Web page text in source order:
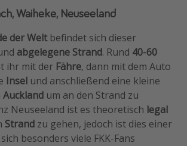
Waiheke, Neuseeland
der Welt befindet sich dieser
abgelegene Strand. Rund 40-60
ihr mit der Fähre, dann mit dem Auto
Insel und anschließend eine kleine
Auckland um an den Strand zu
Neuseeland ist es theoretisch legal
Strand zu gehen, jedoch ist dies einer
besonders viele FKK-Fans